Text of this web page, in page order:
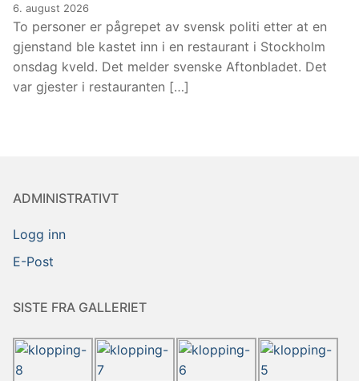
6. august 2026
To personer er pågrepet av svensk politi etter at en
gjenstand ble kastet inn i en restaurant i Stockholm
onsdag kveld. Det melder svenske Aftonbladet. Det
var gjester i restauranten […]
ADMINISTRATIVT
Logg inn
E-Post
SISTE FRA GALLERIET